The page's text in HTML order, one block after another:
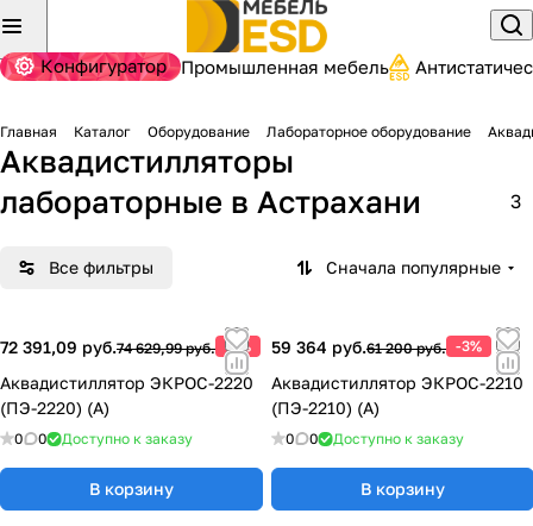
Конфигуратор Промышленная мебель
Главная Каталог Оборудование Лабораторное оборудование
Аквадистилляторы
лабораторные в Астрахани 3
Все фильтры Сначала популярные
72 391,09 руб.74 629,99 руб. -3%
Аквадистиллятор ЭКРОС-2220
(ПЭ-2220) (А)
0 0 Доступно к заказу
В корзину
59 364 руб.61 200 руб. -3%
Аквадистиллятор ЭКРОС-2210
(ПЭ-2210) (А)
0 0 Доступно к заказу
В корзину